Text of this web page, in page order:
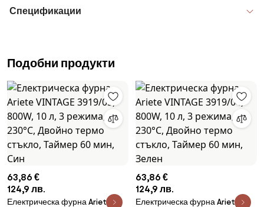
Спецификации
Подобни продукти
63,86 €
124,9 лв.
Електрическа фурна Ariete
63,86 €
124,9 лв.
Електрическа фурна Ariete